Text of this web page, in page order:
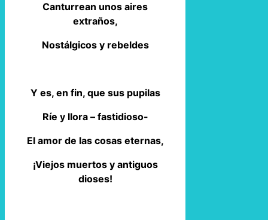
Canturrean unos aires
extraños,
Nostálgicos y rebeldes
Y es, en fin, que sus pupilas
Ríe y llora – fastidioso-
El amor de las cosas eternas,
¡Viejos muertos y antiguos
dioses!